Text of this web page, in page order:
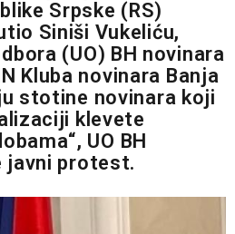
Srpske (RS)
Siniši Vukeliću,
(UO) BH novinara
Kluba novinara Banja
stotine novinara koji
klevete
UO BH
javni protest.